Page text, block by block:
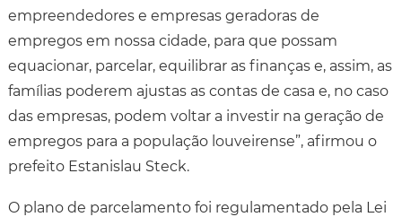
empreendedores e empresas geradoras de
empregos em nossa cidade, para que possam
equacionar, parcelar, equilibrar as finanças e, assim, as
famílias poderem ajustas as contas de casa e, no caso
das empresas, podem voltar a investir na geração de
empregos para a população louveirense”, afirmou o
prefeito Estanislau Steck.
O plano de parcelamento foi regulamentado pela Lei